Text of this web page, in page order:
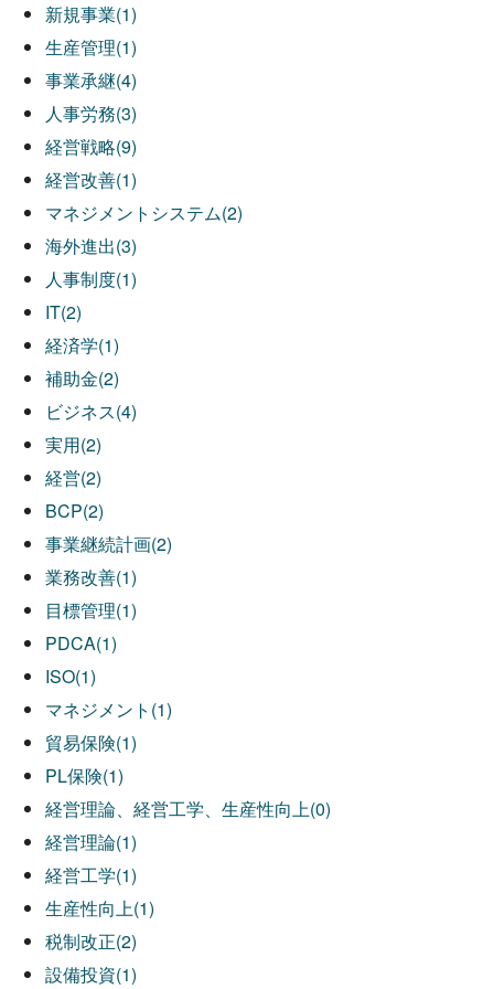
新規事業(1)
生産管理(1)
事業承継(4)
人事労務(3)
経営戦略(9)
経営改善(1)
マネジメントシステム(2)
海外進出(3)
人事制度(1)
IT(2)
経済学(1)
補助金(2)
ビジネス(4)
実用(2)
経営(2)
BCP(2)
事業継続計画(2)
業務改善(1)
目標管理(1)
PDCA(1)
ISO(1)
マネジメント(1)
貿易保険(1)
PL保険(1)
経営理論、経営工学、生産性向上(0)
経営理論(1)
経営工学(1)
生産性向上(1)
税制改正(2)
設備投資(1)